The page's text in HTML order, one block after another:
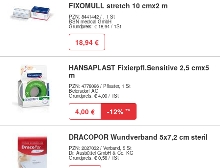
FIXOMULL stretch 10 cmx2 m
PZN: 8441442 / , 1 St
BSN medical GmbH
Grundpreis: € 18,94 / 1St
18,94 €
HANSAPLAST Fixierpfl.Sensitive 2,5 cmx5
m
PZN: 4778096 / Pflaster, 1 St
Beiersdorf AG
Grundpreis: € 4,00 / 1St
4,00 € -12% **
DRACOPOR Wundverband 5x7,2 cm steril
PZN: 2027032 / Verband, 5 St
Dr. Ausbüttel GmbH & Co. KG
Grundpreis: € 0,56 / 1St